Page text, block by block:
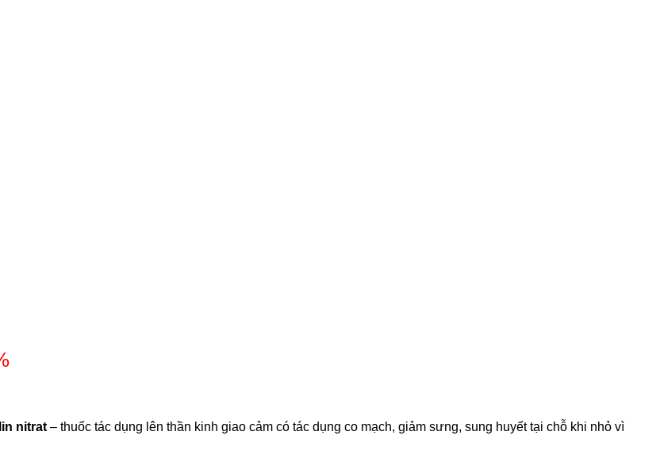
nitrat – thuốc tác dụng lên thần kinh giao cảm có tác dụng co mạch, giảm sưng, sung huyết tại chỗ khi nhỏ vì